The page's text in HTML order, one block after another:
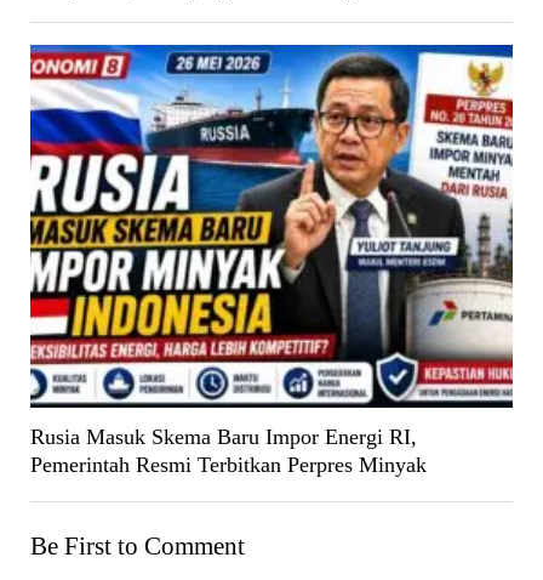
Rusia Masuk Skema Baru Impor Energi RI,
Pemerintah Resmi Terbitkan Perpres Minyak
Be First to Comment